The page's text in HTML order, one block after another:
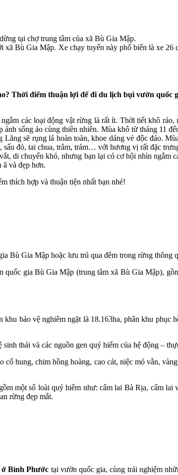
tại chợ trung tâm của xã Bù Gia Mập.
Bù Gia Mập. Xe chạy tuyến này phổ biến là xe 26
Thời điểm thuận lợi để đi du lịch bụi vườn quốc
các loại động vật rừng là rất ít. Thời tiết khô ráo,
sống ảo cùng thiên nhiên. Mùa khô từ tháng 11
sẽ rụng lá hoàn toàn, khoe dáng vẻ độc đáo.
đỏ, tai chua, trâm, trám… với hương vị rất đặc
di chuyển khó, nhưng bạn lại có cơ hội nhìn ngắm
và đẹp hơn.
thích hợp và thuận tiện nhất bạn nhé!
Bù Gia Mập hoặc lưu trú qua đêm trong rừng thông
gia Bù Gia Mập (trung tâm xã Bù Gia Mập),
bảo vệ nghiêm ngặt là 18.163ha, phân khu phục
thái và các nguồn gen quý hiếm của hệ động –
hung, chim hồng hoàng, cao cát, niệc mỏ vằn,
một số loài quý hiếm như: cẩm lai Bà Rịa, cẩm lai
rừng đẹp mắt.
Bình Phước tại vườn quốc gia, cùng trải nghiệm